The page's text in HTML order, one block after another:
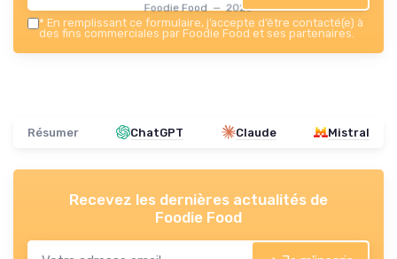
Foodie Food — 2026
* En remplissant ce formulaire, j’accepte d’être contacté(e) à
des fins commerciales par Foodie Food et ses partenaires.
Résumer ChatGPT Claude Mistral
Recevez les dernières actualités de
Foodie Food